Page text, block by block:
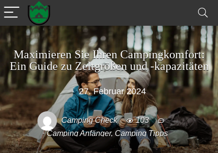
Maximieren Sie Ihren Campingkomfort:
Ein Guide zu Zeltgrößen und -kapazitäten
27. Februar 2024
Camping Check
103
Camping Anfänger, Camping Tipps